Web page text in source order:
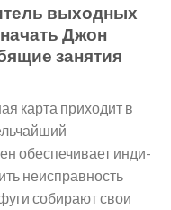
выходных
Джон
занятия
карта приходит в
обеспечивает инди-
неисправность
собирают свои